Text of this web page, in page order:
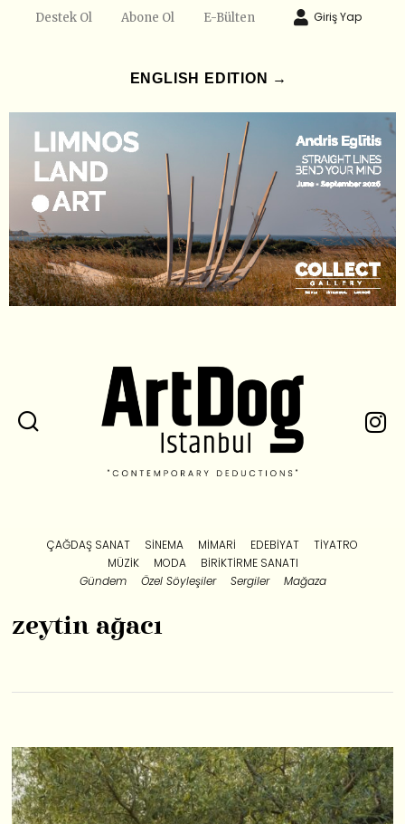
Destek Ol Abone Ol E-Bülten Giriş Yap
ENGLISH EDITION →
ÇAĞDAŞ SANAT SINEMA MIMARI EDEBIYAT
TIYATRO
MÜZIK
MODA
BIRIKTIRME SANATI
Gündem
Özel Söyleşiler Sergiler Mağaza
zeytin ağacı